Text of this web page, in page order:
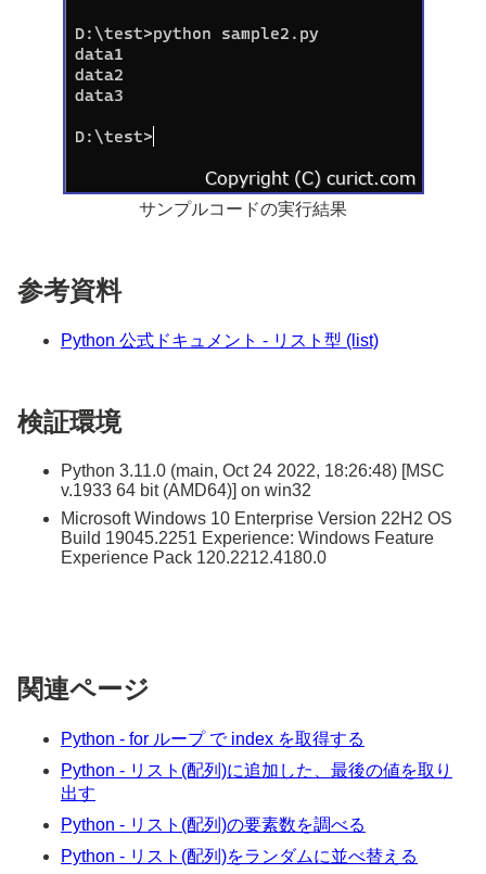
サンプルコードの実行結果
参考資料
Python 公式ドキュメント - リスト型 (list)
検証環境
Python 3.11.0 (main, Oct 24 2022, 18:26:48) [MSC
v.1933 64 bit (AMD64)] on win32
Microsoft Windows 10 Enterprise Version 22H2 OS
Build 19045.2251 Experience: Windows Feature
Experience Pack 120.2212.4180.0
関連ページ
Python - for ループ で index を取得する
Python - リスト(配列)に追加した、最後の値を取り
出す
Python - リスト(配列)の要素数を調べる
Python - リスト(配列)をランダムに並べ替える